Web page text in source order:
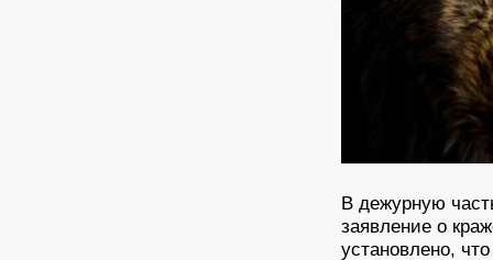
В дежурную
заявление о
установлено,